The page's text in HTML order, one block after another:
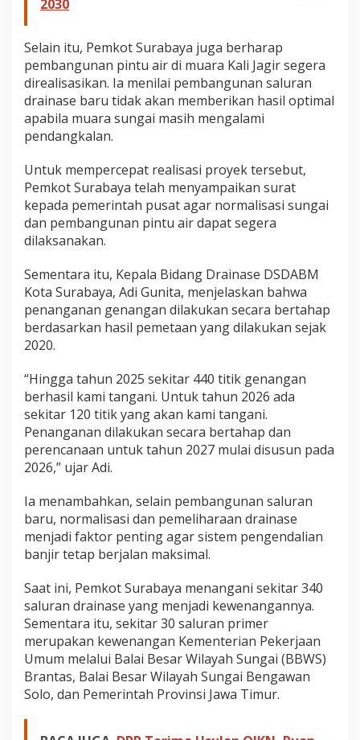
2030
Selain itu, Pemkot Surabaya juga berharap
pembangunan pintu air di muara Kali Jagir segera
direalisasikan. Ia menilai pembangunan saluran
drainase baru tidak akan memberikan hasil optimal
apabila muara sungai masih mengalami
pendangkalan.
Untuk mempercepat realisasi proyek tersebut,
Pemkot Surabaya telah menyampaikan surat
kepada pemerintah pusat agar normalisasi sungai
dan pembangunan pintu air dapat segera
dilaksanakan.
Sementara itu, Kepala Bidang Drainase DSDABM
Kota Surabaya, Adi Gunita, menjelaskan bahwa
penanganan genangan dilakukan secara bertahap
berdasarkan hasil pemetaan yang dilakukan sejak
2020.
“Hingga tahun 2025 sekitar 440 titik genangan
berhasil kami tangani. Untuk tahun 2026 ada
sekitar 120 titik yang akan kami tangani.
Penanganan dilakukan secara bertahap dan
perencanaan untuk tahun 2027 mulai disusun pada
2026,” ujar Adi.
Ia menambahkan, selain pembangunan saluran
baru, normalisasi dan pemeliharaan drainase
menjadi faktor penting agar sistem pengendalian
banjir tetap berjalan maksimal.
Saat ini, Pemkot Surabaya menangani sekitar 340
saluran drainase yang menjadi kewenangannya.
Sementara itu, sekitar 30 saluran primer
merupakan kewenangan Kementerian Pekerjaan
Umum melalui Balai Besar Wilayah Sungai (BBWS)
Brantas, Balai Besar Wilayah Sungai Bengawan
Solo, dan Pemerintah Provinsi Jawa Timur.